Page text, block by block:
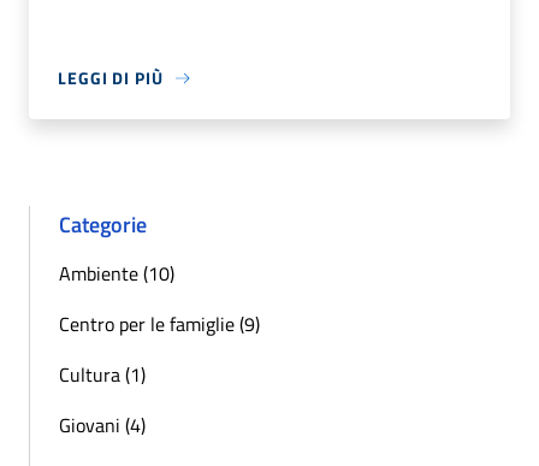
LEGGI DI PIÙ
Categorie
Ambiente (10)
Centro per le famiglie (9)
Cultura (1)
Giovani (4)